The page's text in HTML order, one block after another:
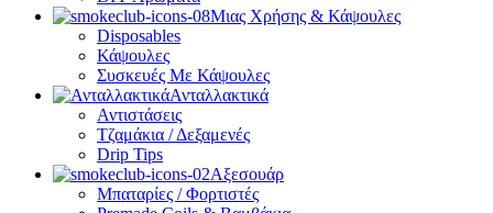
Μιας Χρήσης & Κάψουλες
Disposables
Κάψουλες
Συσκευές Με Κάψουλες
Ανταλλακτικά
Αντιστάσεις
Τζαμάκια / Δεξαμενές
Drip Tips
Αξεσουάρ
Μπαταρίες / Φορτιστές